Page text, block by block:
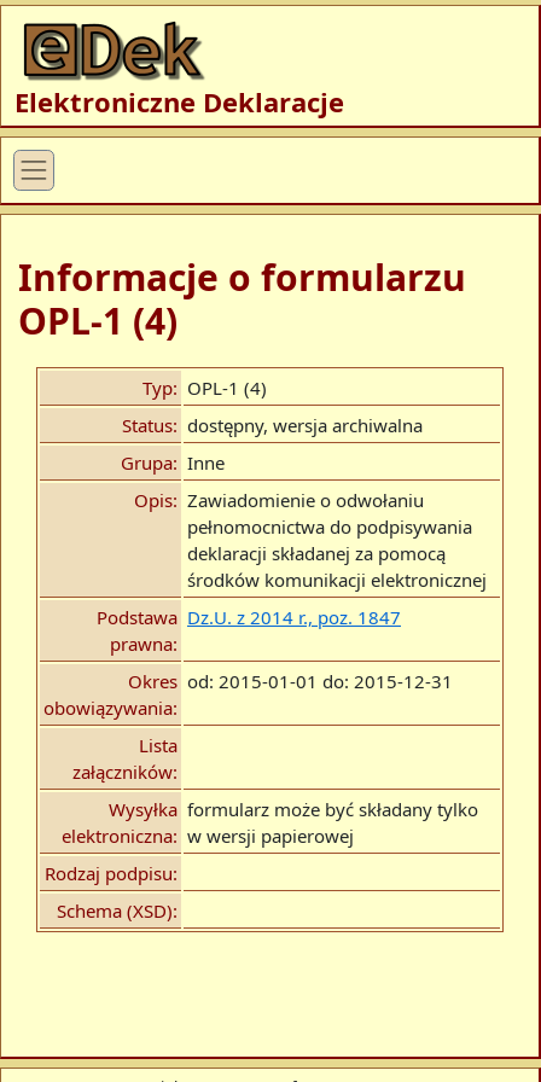
Elektroniczne Deklaracje
Informacje o formularzu
OPL-1 (4)
Typ: OPL-1 (4)
Status: dostępny, wersja archiwalna
Grupa: Inne
Opis: Zawiadomienie o odwołaniu
pełnomocnictwa do podpisywania
deklaracji składanej za pomocą
środków komunikacji elektronicznej
Podstawa
prawna:
Dz.U. z 2014 r., poz. 1847
Okres
obowiązywania:
od: 2015-01-01 do: 2015-12-31
Lista
załączników:
Wysyłka
elektroniczna:
formularz może być składany tylko
w wersji papierowej
Rodzaj podpisu:
Schema (XSD):